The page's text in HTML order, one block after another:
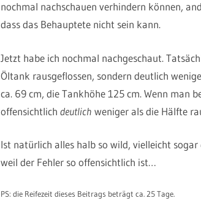
nochmal nachschauen verhindern können,
dass das Behauptete nicht sein kann.
Jetzt habe ich nochmal nachgeschaut.
Öltank rausgeflossen, sondern deutlich
ca. 69 cm, die Tankhöhe 125 cm. Wenn man
offensichtlich deutlich weniger als die Hälfte
Ist natürlich alles halb so wild, vielleicht
weil der Fehler so offensichtlich ist…
PS: die Reifezeit dieses Beitrags beträgt ca. 25 Tage.